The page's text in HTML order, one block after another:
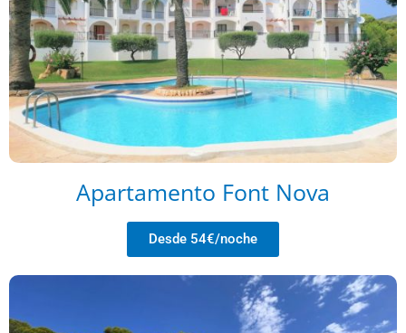
Apartamento Font Nova
Desde 54€/noche